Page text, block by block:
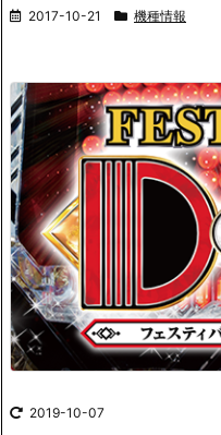
2017-10-21 機種情報
2019-10-07